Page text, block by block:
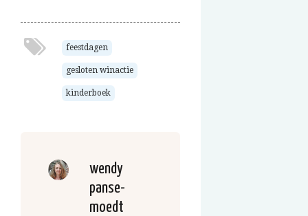
feestdagen
gesloten winactie
kinderboek
wendy
panse-
moedt